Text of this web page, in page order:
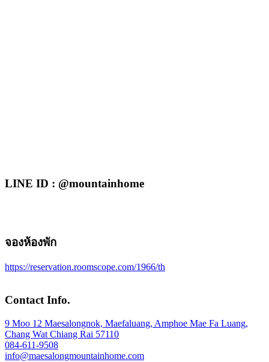
LINE ID : @mountainhome
จองห้องพัก
https://reservation.roomscope.com/1966/th
Contact Info.
9 Moo 12 Maesalongnok, Maefaluang, Amphoe Mae Fa Luang,
Chang Wat Chiang Rai 57110
084-611-9508
info@maesalongmountainhome.com